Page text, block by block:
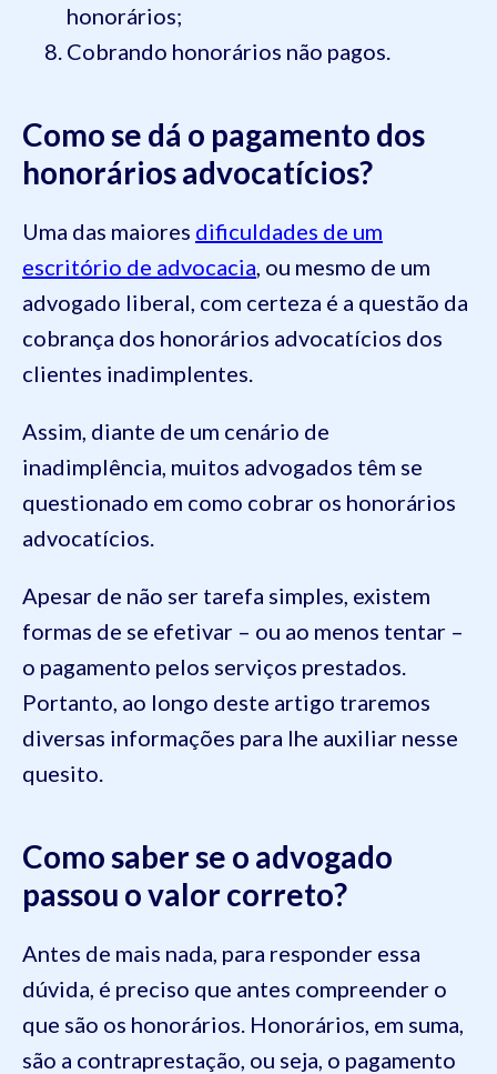
honorários;
Cobrando honorários não pagos.
Como se dá o pagamento dos
honorários advocatícios?
Uma das maiores dificuldades de um
escritório de advocacia , ou mesmo de um
advogado liberal, com certeza é a questão da
cobrança dos honorários advocatícios dos
clientes inadimplentes.
Assim, diante de um cenário de
inadimplência, muitos advogados têm se
questionado em como cobrar os honorários
advocatícios.
Apesar de não ser tarefa simples, existem
formas de se efetivar – ou ao menos tentar –
o pagamento pelos serviços prestados.
Portanto, ao longo deste artigo traremos
diversas informações para lhe auxiliar nesse
quesito.
Como saber se o advogado
passou o valor correto?
Antes de mais nada, para responder essa
dúvida, é preciso que antes compreender o
que são os honorários. Honorários, em suma,
são a contraprestação, ou seja, o pagamento